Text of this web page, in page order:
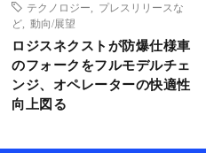
テクノロジー
プレスリリースな
ど
動向/展望
ロジスネクストが防爆仕様車
のフォークをフルモデルチェ
ンジ、オペレーターの快適性
向上図る